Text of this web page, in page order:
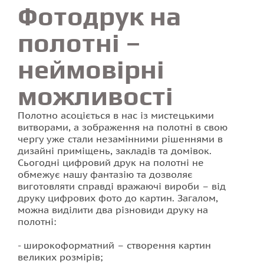
Фотодрук на
полотні –
неймовірні
можливості
Полотно асоціється в нас із мистецькими
витворами, а зображення на полотні в свою
чергу уже стали незамінними рішеннями в
дизайні приміщень, закладів та домівок.
Сьогодні цифровий друк на полотні не
обмежує нашу фантазію та дозволяє
виготовляти справді вражаючі вироби – від
друку цифрових фото до картин. Загалом,
можна виділити два різновиди друку на
полотні:
широкоформатний – створення картин
великих розмірів;